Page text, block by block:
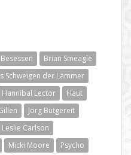
Besessen
Brian Smeagle
Schweigen der Lämmer
Hannibal Lector
Haut
Jörg Butgereit
Leslie Carlson
Micki Moore
Psycho